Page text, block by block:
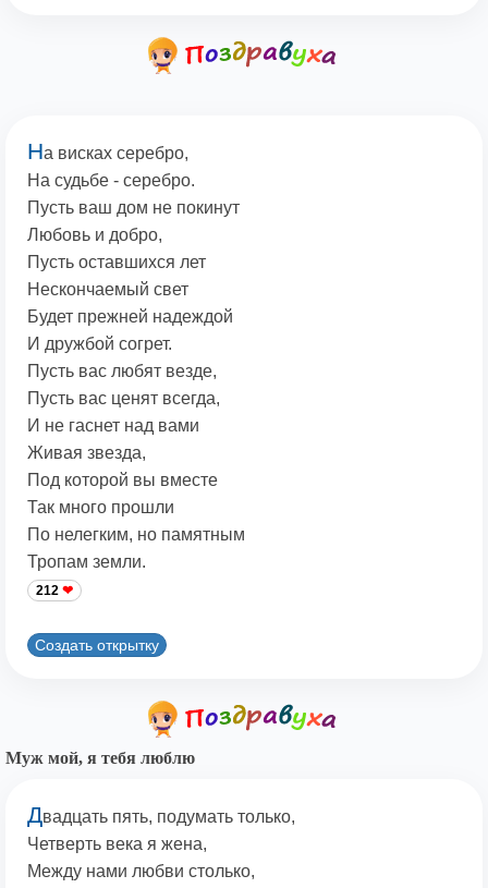
На висках серебро,
На судьбе - серебро.
Пусть ваш дом не покинут
Любовь и добро,
Пусть оставшихся лет
Нескончаемый свет
Будет прежней надеждой
И дружбой согрет.
Пусть вас любят везде,
Пусть вас ценят всегда,
И не гаснет над вами
Живая звезда,
Под которой вы вместе
Так много прошли
По нелегким, но памятным
Тропам земли.
212
Создать открытку
Муж мой, я тебя люблю
Двадцать пять, подумать только,
Четверть века я жена,
Между нами любви столько,